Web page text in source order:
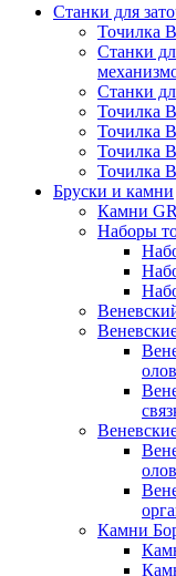
Станки для
Точилка
Станки
Станки
Точилка
Точилка
Точилка
Точилка
Бруски и камни
Камни
Наборы
Камни